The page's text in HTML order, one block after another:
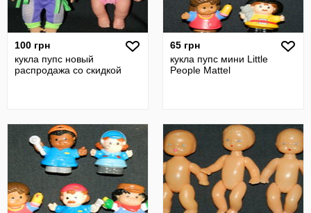
100 грн
кукла пупс новый
распродажа со скидкой
65 грн
кукла пупс мини Little
People Mattel